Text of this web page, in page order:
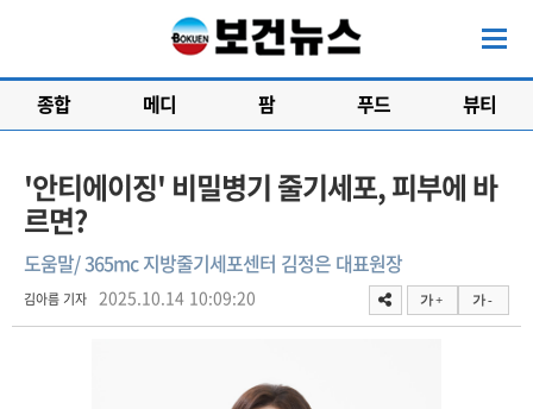
종합 메디 팜 푸드 뷰티
'안티에이징' 비밀병기 줄기세포, 피부에 바
르면?
도움말/ 365mc 지방줄기세포센터 김정은 대표원장
김아름 기자 2025.10.14 10:09:20 가 + 가 -